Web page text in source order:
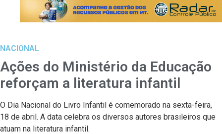
NACIONAL
Ações do Ministério da Educação
reforçam a literatura infantil
O Dia Nacional do Livro Infantil é comemorado na sexta-feira,
18 de abril. A data celebra os diversos autores brasileiros que
atuam na literatura infantil.